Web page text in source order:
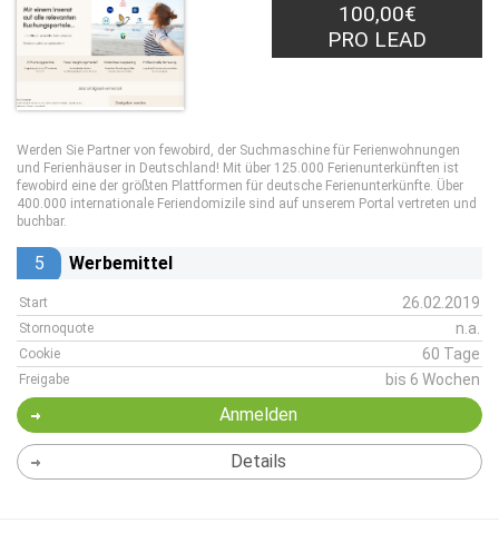
100,00€
PRO LEAD
Werden Sie Partner von fewobird, der Suchmaschine für Ferienwohnungen
und Ferienhäuser in Deutschland! Mit über 125.000 Ferienunterkünften ist
fewobird eine der größten Plattformen für deutsche Ferienunterkünfte. Über
400.000 internationale Feriendomizile sind auf unserem Portal vertreten und
buchbar.
5 Werbemittel
Start 26.02.2019
Stornoquote n.a.
Cookie 60 Tage
Freigabe bis 6 Wochen
Anmelden
Details